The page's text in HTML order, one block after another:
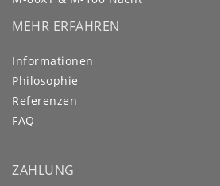
MEHR ERFAHREN
Informationen
Philosophie
Referenzen
FAQ
ZAHLUNG